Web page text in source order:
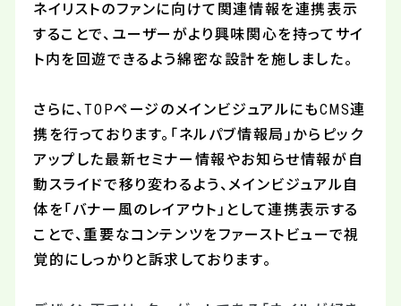
ネイリストのファンに向けて関連情報を連携表示
することで、ユーザーがより興味関心を持ってサイ
ト内を回遊できるよう綿密な設計を施しました。
さらに、TOPページのメインビジュアルにもCMS連
携を行っております。「ネルパブ情報局」からピック
アップした最新セミナー情報やお知らせ情報が自
動スライドで移り変わるよう、メインビジュアル自
体を「バナー風のレイアウト」として連携表示する
ことで、重要なコンテンツをファーストビューで視
覚的にしっかりと訴求しております。